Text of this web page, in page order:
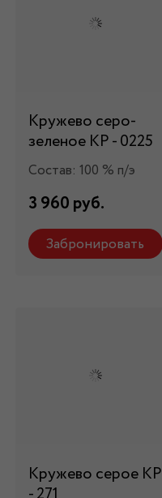
Кружево серо-
зеленое КР - 0225
Состав: 100 % п/э
3 960 руб.
Забронировать
Кружево серое КР